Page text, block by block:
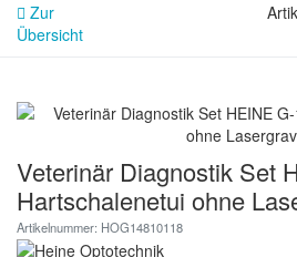
Zur
Übersicht
Veterinär Diagnostik Set
Hartschalenetui ohne
Artikelnummer: HOG14810118